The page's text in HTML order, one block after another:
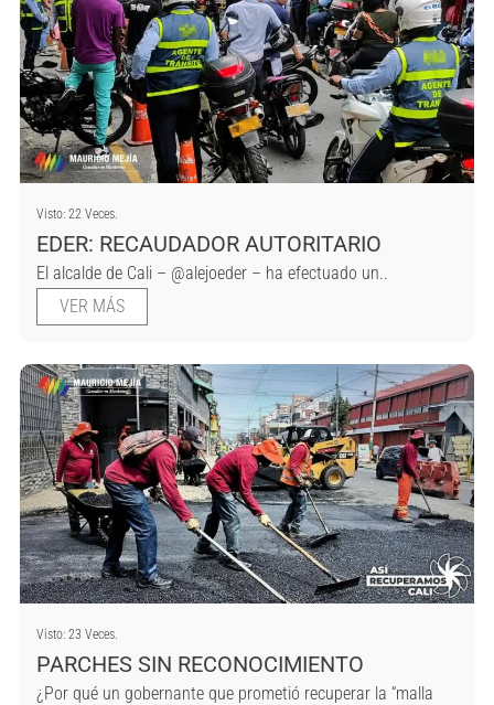
Visto: 22 Veces.
EDER: RECAUDADOR AUTORITARIO
El alcalde de Cali – @alejoeder – ha efectuado un..
VER MÁS
Visto: 23 Veces.
PARCHES SIN RECONOCIMIENTO
¿Por qué un gobernante que prometió recuperar la “malla